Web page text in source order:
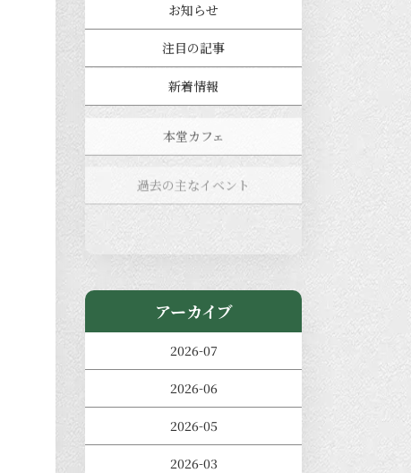
お知らせ
注目の記事
新着情報
本堂カフェ
過去の主なイベント
アーカイブ
2026-07
2026-06
2026-05
2026-03